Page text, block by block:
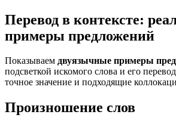
Перевод в контексте:
примеры предложений
Показываем двуязычные примеры
подсветкой искомого слова и его
точное значение и подходящие
Произношение слов